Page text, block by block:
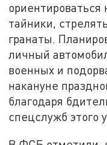
ориентироваться
тайники,
гранаты.
личный
военных и
накануне
благодаря
спецслужб этого